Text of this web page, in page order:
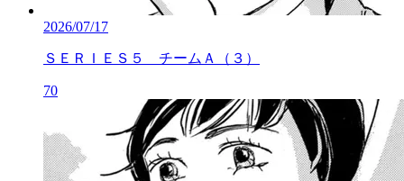
2026/07/17
ＳＥＲＩＥＳ５ チームＡ（３）
70